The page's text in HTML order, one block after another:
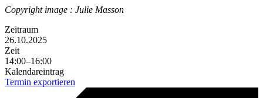
Copyright image : Julie Masson
Zeitraum
26.10.2025
Zeit
14:00–16:00
Kalendareintrag
Termin exportieren